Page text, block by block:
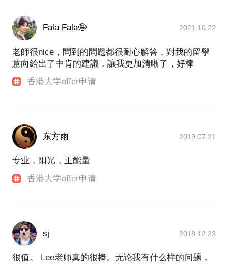
Fala Fala🤪 2021.10.22
老師很nice，問到的問題都很耐心解答，對我的留學
意向給出了中肯的建議，讓我更加清晰了，好棒
香港大学offer申请
东方雨 2019.07.21
专业，阳光，正能量
香港大学offer申请
sj 2018.12.23
很值。 Lee老师真的很棒。无论我有什么样的问题，